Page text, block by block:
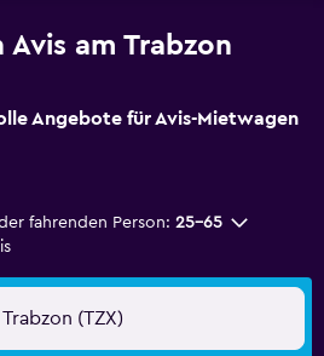
am Trabzon
Angebote für Avis-Mietwagen
fahrenden Person: 25-65
(TZX)